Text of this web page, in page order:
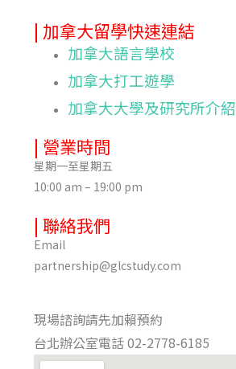
| 加拿大留學快速連結
加拿大語言學校
加拿大打工遊學
加拿大大學及研究所介紹
| 營業時間
星期一至星期五
10:00 am – 19:00 pm
| 聯絡我們
Email
partnership@glcstudy.com
現場諮詢請先加賴預約
台北辦公室電話 02-2778-6185